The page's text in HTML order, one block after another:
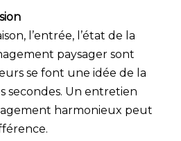
l’entrée, l’état de la
paysager sont
se font une idée de la
secondes. Un entretien
harmonieux peut